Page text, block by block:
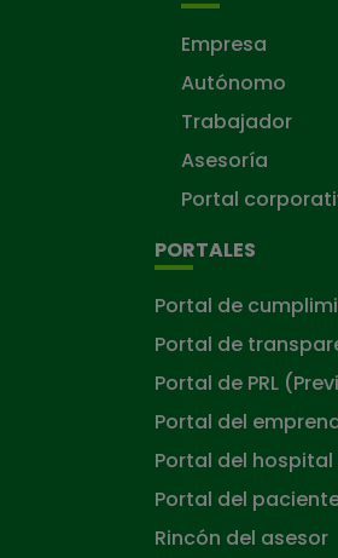
Empresa
Autónomo
Trabajador
Asesoría
Portal
PORTALES
Portal de
Portal de
Portal de PRL
Portal del
Portal del hospital
Portal del
Rincón del asesor